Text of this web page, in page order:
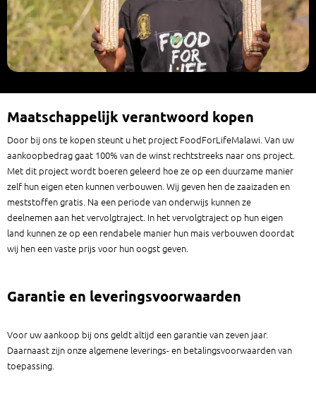
Maatschappelijk verantwoord kopen
Door bij ons te kopen steunt u het project FoodForLifeMalawi. Van uw
aankoopbedrag gaat 100% van de winst rechtstreeks naar ons project.
Met dit project wordt boeren geleerd hoe ze op een duurzame manier
zelf hun eigen eten kunnen verbouwen. Wij geven hen de zaaizaden en
meststoffen gratis. Na een periode van onderwijs kunnen ze
deelnemen aan het vervolgtraject. In het vervolgtraject op hun eigen
land kunnen ze op een rendabele manier hun mais verbouwen doordat
wij hen een vaste prijs voor hun oogst geven.
Garantie en leveringsvoorwaarden
Voor uw aankoop bij ons geldt altijd een garantie van zeven jaar.
Daarnaast zijn onze algemene leverings- en betalingsvoorwaarden van
toepassing.